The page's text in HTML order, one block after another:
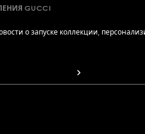
GUCCI
о запуске коллекции,